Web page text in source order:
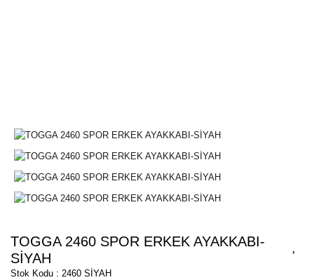
TOGGA 2460 SPOR ERKEK AYAKKABI-
SİYAH
Stok Kodu : 2460 SİYAH